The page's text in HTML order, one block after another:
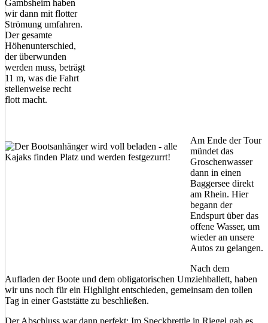
Gambsheim haben
wir dann mit flotter
Strömung umfahren.
Der gesamte
Höhenunterschied,
der überwunden
werden muss, beträgt
11 m, was die Fahrt
stellenweise recht
flott macht.
Am Ende der Tour
mündet das
Groschenwasser
dann in einen
Baggersee direkt
am Rhein. Hier
begann der
Endspurt über das
offene Wasser, um
wieder an unsere
Autos zu gelangen.
Nach dem
Aufladen der Boote und dem obligatorischen Umziehballett, haben
wir uns noch für ein Highlight entschieden, gemeinsam den tollen
Tag in einer Gaststätte zu beschließen.
Der Abschluss war dann perfekt: Im Speckbrettle in Riegel gab es